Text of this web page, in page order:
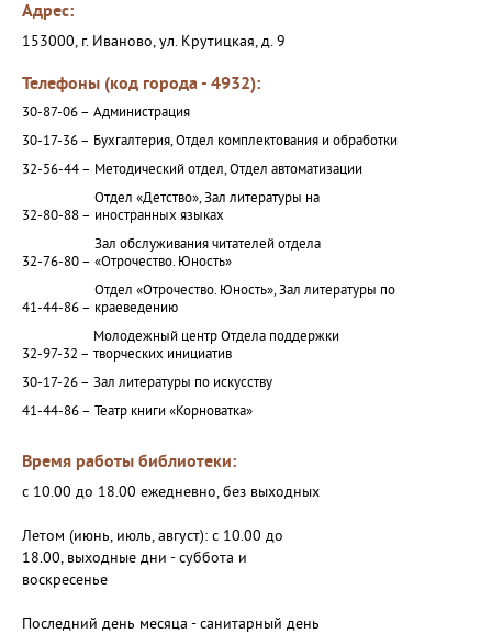
Адрес:
153000, г. Иваново, ул. Крутицкая, д. 9
Телефоны (код города - 4932):
30-87-06 – Администрация
30-17-36 – Бухгалтерия, Отдел комплектования и обработки
32-56-44 – Методический отдел, Отдел автоматизации
32-80-88 –
Отдел «Детство», Зал литературы на
иностранных языках
32-76-80 –
Зал обслуживания читателей отдела
«Отрочество. Юность»
41-44-86 –
Отдел «Отрочество. Юность», Зал литературы по
краеведению
32-97-32 –
Молодежный центр Отдела поддержки
творческих инициатив
30-17-26 – Зал литературы по искусству
41-44-86 – Театр книги «Корноватка»
Время работы библиотеки:
с 10.00 до 18.00 ежедневно, без выходных
Летом (июнь, июль, август): с 10.00 до
18.00, выходные дни - суббота и
воскресенье
Последний день месяца - санитарный день